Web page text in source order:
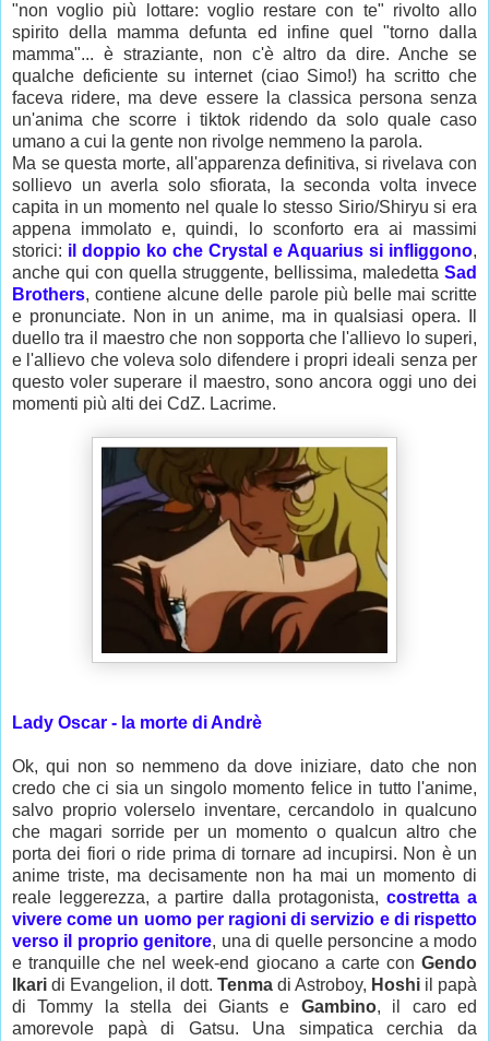
"non voglio più lottare: voglio restare con te" rivolto allo
spirito della mamma defunta ed infine quel "torno dalla
mamma"... è straziante, non c'è altro da dire. Anche se
qualche deficiente su internet (ciao Simo!) ha scritto che
faceva ridere, ma deve essere la classica persona senza
un'anima che scorre i tiktok ridendo da solo quale caso
umano a cui la gente non rivolge nemmeno la parola.
Ma se questa morte, all'apparenza definitiva, si rivelava con
sollievo un averla solo sfiorata, la seconda volta invece
capita in un momento nel quale lo stesso Sirio/Shiryu si era
appena immolato e, quindi, lo sconforto era ai massimi
storici: il doppio ko che Crystal e Aquarius si infliggono,
anche qui con quella struggente, bellissima, maledetta Sad
Brothers, contiene alcune delle parole più belle mai scritte
e pronunciate. Non in un anime, ma in qualsiasi opera. Il
duello tra il maestro che non sopporta che l'allievo lo superi,
e l'allievo che voleva solo difendere i propri ideali senza per
questo voler superare il maestro, sono ancora oggi uno dei
momenti più alti dei CdZ. Lacrime.
Lady Oscar - la morte di Andrè
Ok, qui non so nemmeno da dove iniziare, dato che non
credo che ci sia un singolo momento felice in tutto l'anime,
salvo proprio volerselo inventare, cercandolo in qualcuno
che magari sorride per un momento o qualcun altro che
porta dei fiori o ride prima di tornare ad incupirsi. Non è un
anime triste, ma decisamente non ha mai un momento di
reale leggerezza, a partire dalla protagonista, costretta a
vivere come un uomo per ragioni di servizio e di rispetto
verso il proprio genitore, una di quelle personcine a modo
e tranquille che nel week-end giocano a carte con Gendo
Ikari di Evangelion, il dott. Tenma di Astroboy, Hoshi il papà
di Tommy la stella dei Giants e Gambino, il caro ed
amorevole papà di Gatsu. Una simpatica cerchia da